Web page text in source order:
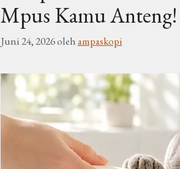
Mpus Kamu
Juni 24, 2026olehampaskopi